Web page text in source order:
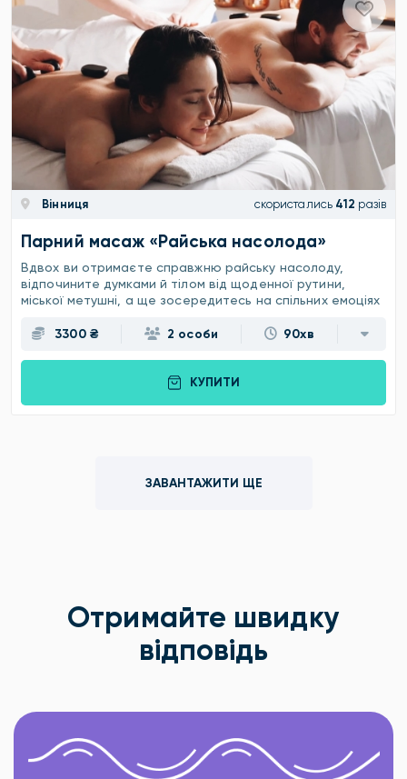
Вінниця скористались 412 разів
Парний масаж «Райська насолода»
Вдвох ви отримаєте справжню райську насолоду,
відпочините думками й тілом від щоденної рутини,
міської метушні, а ще зосередитесь на спільних емоціях
3300 ₴ 2 особи 90хв
КУПИТИ
ЗАВАНТАЖИТИ ЩЕ
Отримайте швидку
відповідь